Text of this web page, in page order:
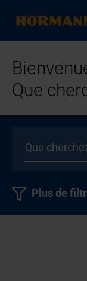
Que
Plus de